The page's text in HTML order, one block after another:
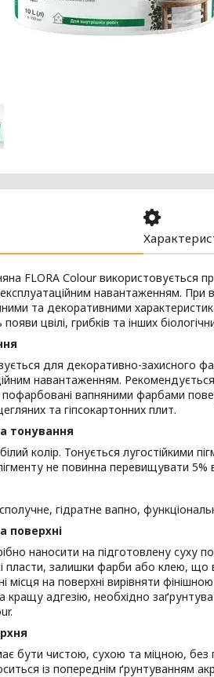
FLORA Сolour використовується
навантаженням. При
та декоративними
цвілі, грибків та інших
для декоративно-захисного
навантаженням.
вапняними фарбами
та гіпсокартонних плит.
тонування
колір. Тонується лугостійкими
не повинна перевищувати 5%
гідратне вапно,
поверхні
наносити на підготовлену суху
пласти, залишки фарби або клею,
місця на поверхні вирівняти
кращу адгезію, необхідно
бути чистою, сухою та міцною, без
із попереднім ґрунтуванням